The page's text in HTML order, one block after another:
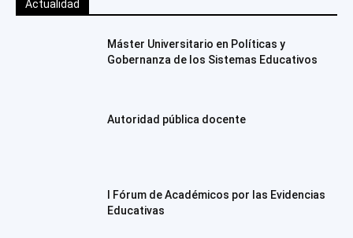
Actualidad
Máster Universitario en Políticas y
Gobernanza de los Sistemas Educativos
Autoridad pública docente
I Fórum de Académicos por las Evidencias
Educativas